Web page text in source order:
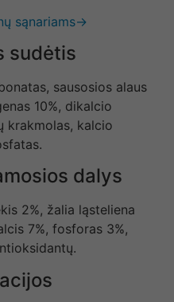
sąnariams→
sudėtis
sausosios alaus
10%, dikalcio
krakmolas, kalcio
dalys
2%, žalia ląsteliena
7%, fosforas 3%,